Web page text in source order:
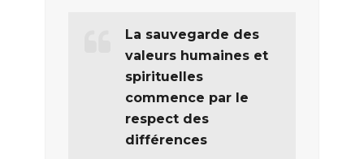
La sauvegarde des
valeurs humaines et
spirituelles
commence par le
respect des
différences